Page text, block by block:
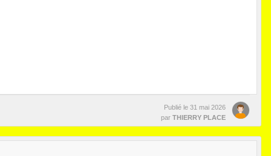
Publié le 31 mai 2026
par THIERRY PLACE